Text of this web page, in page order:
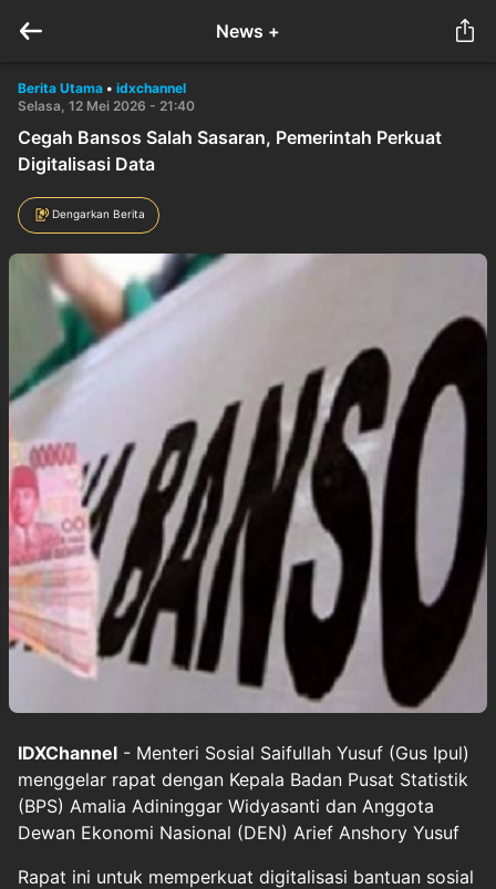
News +
Berita Utama • idxchannel
Selasa, 12 Mei 2026 - 21:40
Cegah Bansos Salah Sasaran, Pemerintah Perkuat
Digitalisasi Data
Dengarkan Berita
IDXChannel - Menteri Sosial Saifullah Yusuf (Gus Ipul)
menggelar rapat dengan Kepala Badan Pusat Statistik
(BPS) Amalia Adininggar Widyasanti dan Anggota
Dewan Ekonomi Nasional (DEN) Arief Anshory Yusuf
Rapat ini untuk memperkuat digitalisasi bantuan sosial